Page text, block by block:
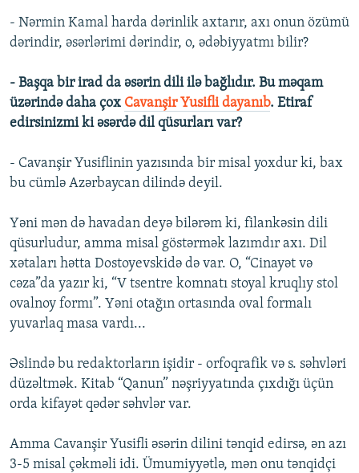
- Nərmin Kamal harda dərinlik axtarır, axı onun özümü
dərindir, əsərlərimi dərindir, o, ədəbiyyatmı bilir?
- Başqa bir irad da əsərin dili ilə bağlıdır. Bu məqam
üzərində daha çox Cavanşir Yusifli dayanıb. Etiraf
edirsinizmi ki əsərdə dil qüsurları var?
- Cavanşir Yusiflinin yazısında bir misal yoxdur ki, bax
bu cümlə Azərbaycan dilində deyil.
Yəni mən də havadan deyə bilərəm ki, filankəsin dili
qüsurludur, amma misal göstərmək lazımdır axı. Dil
xətaları hətta Dostoyevskidə də var. O, “Cinayət və
cəza”da yazır ki, “V tsentre komnatı stoyal kruqlıy stol
ovalnoy formı”. Yəni otağın ortasında oval formalı
yuvarlaq masa vardı...
Əslində bu redaktorların işidir - orfoqrafik və s. səhvləri
düzəltmək. Kitab “Qanun” nəşriyyatında çıxdığı üçün
orda kifayət qədər səhvlər var.
Amma Cavanşir Yusifli əsərin dilini tənqid edirsə, ən azı
3-5 misal çəkməli idi. Ümumiyyətlə, mən onu tənqidçi